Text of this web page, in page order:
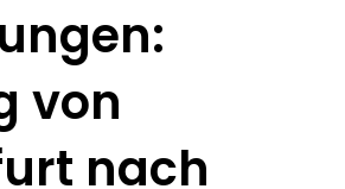
von
nach